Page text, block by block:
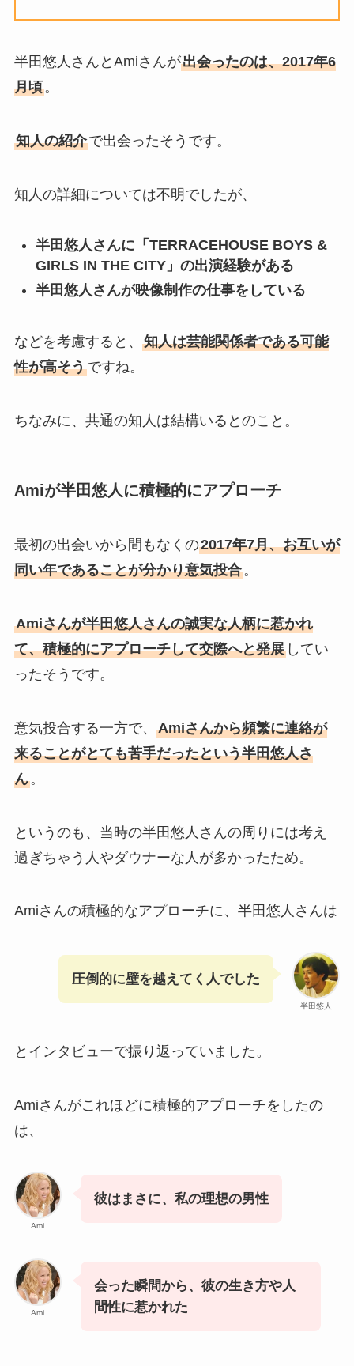
バい！子供情報も調査！
しない理由は？馴れ初めや年
年収や仕事は？結婚相手との
半田悠人さんとAmiさんが出会ったのは、2017年6
月頃。
知人の紹介で出会ったそうです。
知人の詳細については不明でしたが、
半田悠人さんに「TERRACEHOUSE BOYS &
GIRLS IN THE CITY」の出演経験がある
半田悠人さんが映像制作の仕事をしている
などを考慮すると、 知人は芸能関係者である可能
性が高そうですね。
ちなみに、共通の知人は結構いるとのこと。
Amiが半田悠人に積極的にアプローチ
最初の出会いから間もなくの2017年7月、お互いが
同い年であることが分かり意気投合。
Amiさんが半田悠人さんの誠実な人柄に惹かれ
て、積極的にアプローチして交際へと発展してい
ったそうです。
意気投合する一方で、 Amiさんから頻繁に連絡が
来ることがとても苦手だったという半田悠人さ
ん。
というのも、当時の半田悠人さんの周りには考え
過ぎちゃう人やダウナーな人が多かったため。
Amiさんの積極的なアプローチに、半田悠人さんは
半田悠人
圧倒的に壁を越えてく人でした
とインタビューで振り返っていました。
Amiさんがこれほどに積極的アプローチをしたの
は、
Ami
彼はまさに、私の理想の男性
Ami
会った瞬間から、彼の生き方や人
間性に惹かれた